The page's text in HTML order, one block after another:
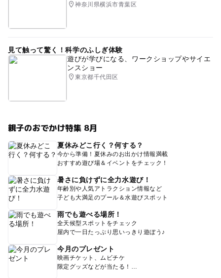
神奈川県横浜市青葉区
見て触って驚く！科学のふしぎ体験
遊びが学びになる、ワークショップやサイエ
ンスショー
東京都千代田区
親子のおでかけ特集 8月
夏休みどこ行く？何する？
今から準備！夏休みのお出かけ情報満載
おすすめ遊び場＆イベントをチェック！
暑さに負けずに全力水遊び！
年齢別や人気アトラクション情報など
子ども大満足のプール＆水遊びスポット
雨でも遊べる場所！
全天候型スポットをチェック
屋内で一日たっぷり思いっきり遊ぼう♪
今月のプレゼント
映画チケット、ムビチケ
限定グッズなどが当たる！